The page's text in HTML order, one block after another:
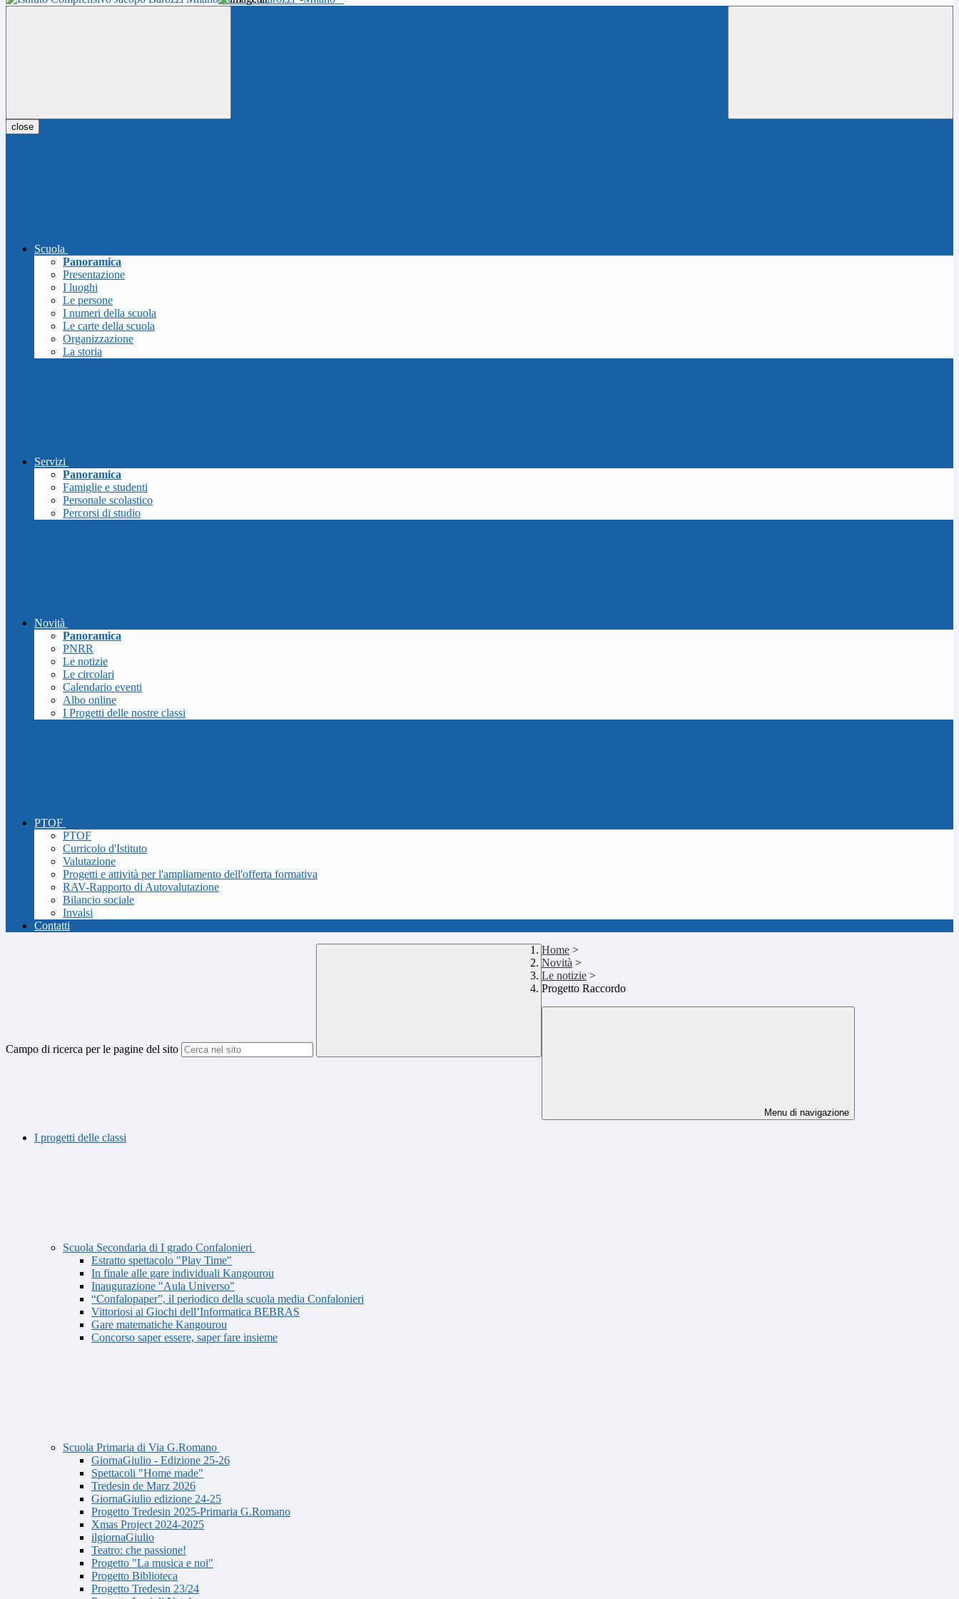
close
Scuola
Panoramica
Presentazione
I luoghi
Le persone
I numeri della scuola
Le carte della scuola
Organizzazione
La storia
Servizi
Panoramica
Famiglie e studenti
Personale scolastico
Percorsi di studio
Novità
Panoramica
PNRR
Le notizie
Le circolari
Calendario eventi
Albo online
I Progetti delle nostre classi
PTOF
PTOF
Curricolo d'Istituto
Valutazione
Progetti e attività per l'ampliamento dell'offerta formativa
RAV-Rapporto di Autovalutazione
Bilancio sociale
Invalsi
Contatti
Campo di ricerca per le pagine del sito
Home >
Novità >
Le notizie >
Progetto Raccordo
Menu di navigazione
I progetti delle classi
Scuola Secondaria di I grado Confalonieri
Estratto spettacolo "Play Time"
In finale alle gare individuali Kangourou
Inaugurazione "Aula Universo"
“Confalopaper”, il periodico della scuola media Confalonieri
Vittoriosi ai Giochi dell’Informatica BEBRAS
Gare matematiche Kangourou
Concorso saper essere, saper fare insieme
Scuola Primaria di Via G.Romano
GiornaGiulio - Edizione 25-26
Spettacoli "Home made"
Tredesin de Marz 2026
GiornaGiulio edizione 24-25
Progetto Tredesin 2025-Primaria G.Romano
Xmas Project 2024-2025
ilgiornaGiulio
Teatro: che passione!
Progetto "La musica e noi"
Progetto Biblioteca
Progetto Tredesin 23/24